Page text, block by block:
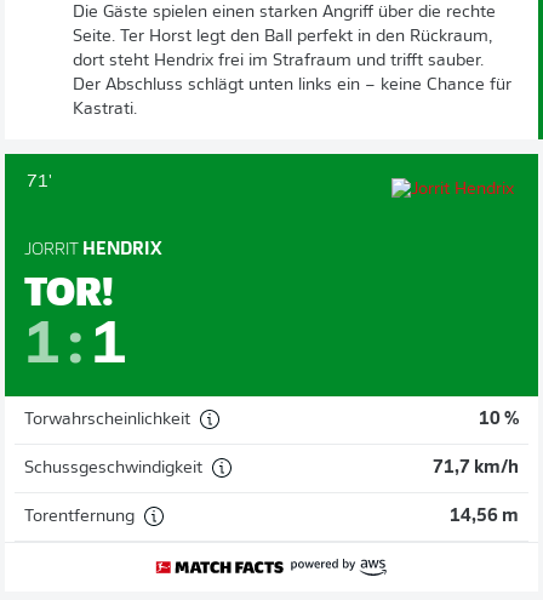
Die Gäste spielen einen starken Angriff über die rechte
Seite. Ter Horst legt den Ball perfekt in den Rückraum,
dort steht Hendrix frei im Strafraum und trifft sauber.
Der Abschluss schlägt unten links ein – keine Chance für
Kastrati.
71'
JORRIT HENDRIX
TOR!
1: 1
Torwahrscheinlichkeit 10 %
Schussgeschwindigkeit 71,7 km/h
Torentfernung 14,56 m